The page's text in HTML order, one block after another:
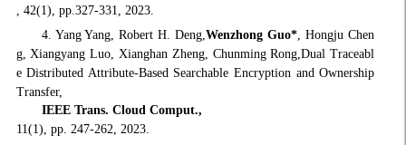
, 42(1), pp.327-331, 2023.
4. Yang Yang, Robert H. Deng,Wenzhong Guo* , Hongju Chen
g, Xiangyang Luo, Xianghan Zheng, Chunming Rong,Dual Traceabl
e Distributed Attribute-Based Searchable Encryption and Ownership
Transfer,
IEEE Trans. Cloud Comput.,
11(1), pp. 247-262, 2023.